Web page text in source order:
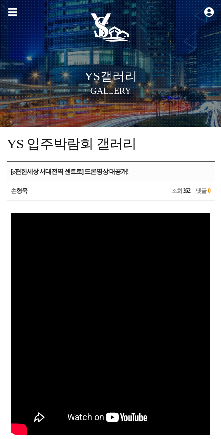
YS갤러리
GALLERY
YS 입주박람회 갤러리
[e편한세상 서대전역 센트로] 드론영상 대공개!
손형욱 조회 262댓글0